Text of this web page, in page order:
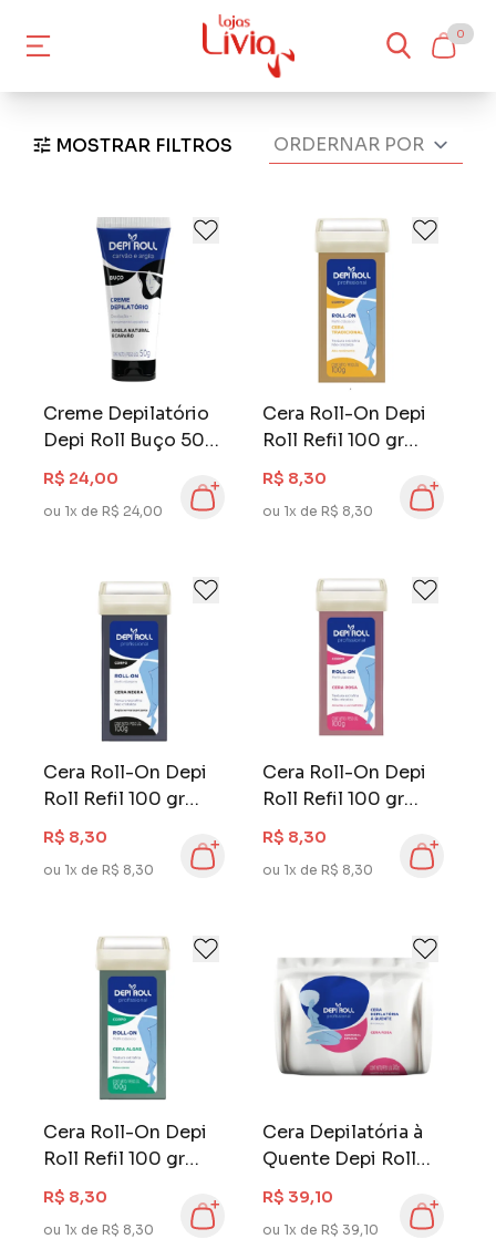
0
MOSTRAR FILTROS
Creme Depilatório
Depi Roll Buço 50
gr Carvão e Argila
R$ 24,00
ou 1x de R$ 24,00
Cera Roll-On Depi
Roll Refil 100 gr
Tradicional
R$ 8,30
ou 1x de R$ 8,30
Cera Roll-On Depi
Roll Refil 100 gr
Negra
R$ 8,30
ou 1x de R$ 8,30
Cera Roll-On Depi
Roll Refil 100 gr
Rosa
R$ 8,30
ou 1x de R$ 8,30
Cera Roll-On Depi
Roll Refil 100 gr
Verde
R$ 8,30
ou 1x de R$ 8,30
Cera Depilatória à
Quente Depi Roll
Blocos 500 gr Rosa
R$ 39,10
ou 1x de R$ 39,10